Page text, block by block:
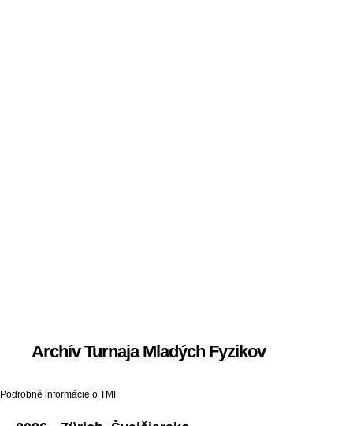
Archív Turnaja Mladých Fyzikov
Podrobné informácie o TMF